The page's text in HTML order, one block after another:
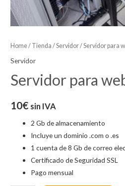
Home/ Tienda /Servidor/ Servidor para
Servidor
Servidor para
10€ sin IVA
2 Gb de almacenamiento
Incluye un dominio .com o .es
1 cuenta de 8 Gb de correo
Certificado de Seguridad SSL
Pago mensual